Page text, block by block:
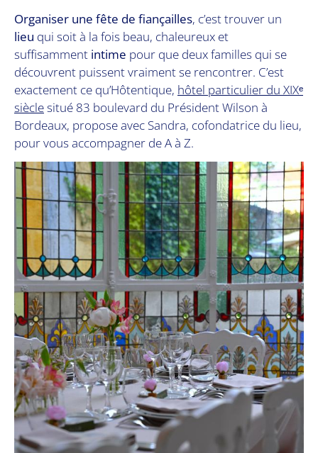
Organiser une fête de fiançailles, c’est trouver un
lieu qui soit à la fois beau, chaleureux et
suffisamment intime pour que deux familles qui se
découvrent puissent vraiment se rencontrer. C’est
exactement ce qu’Hôtentique, hôtel particulier du XIXᵉ
sièclesitué 83 boulevard du Président Wilson à
Bordeaux, propose avec Sandra, cofondatrice du lieu,
pour vous accompagner de A à Z.